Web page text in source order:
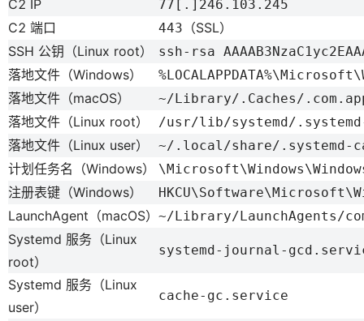
C2 IP
77[.]246.103.245
C2 端口 443 （SSL）
SSH 公钥（Linux root）
ssh-rsa
落地文件（Windows）
落地文件（macOS） ~/Library/.Caches/
落地文件（Linux root） /usr/lib/systemd/
落地文件（Linux user） ~/.local/share/.systemd-
计划任务名（Windows）
注册表键（Windows）
LaunchAgent（macOS） ~/Library/LaunchAgents/
Systemd 服务（Linux
root）
systemd-journal-
Systemd 服务（Linux
user）
cache-gc.service